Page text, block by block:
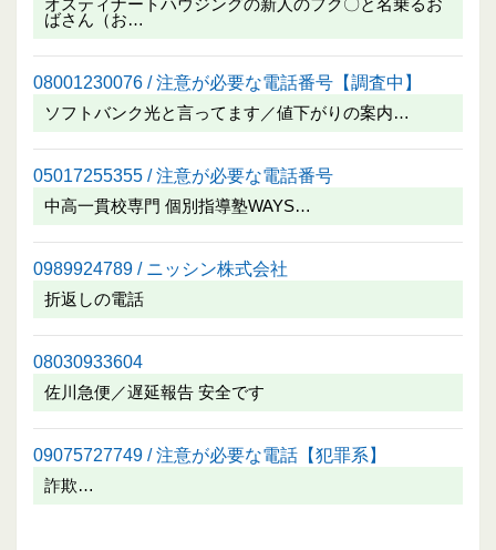
オスティナートハウジングの新人のフク〇と名乗るお
ばさん（お…
08001230076 / 注意が必要な電話番号【調査中】
ソフトバンク光と言ってます／値下がりの案内…
05017255355 / 注意が必要な電話番号
中高一貫校専門 個別指導塾WAYS…
0989924789 / ニッシン株式会社
折返しの電話
08030933604
佐川急便／遅延報告 安全です
09075727749 / 注意が必要な電話【犯罪系】
詐欺…